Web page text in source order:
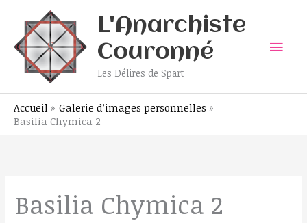
contenu
L'Anarchiste
Couronné
Les Délires de Spart
Accueil
Galerie d’images personnelles
Basilia Chymica 2
Basilia Chymica 2